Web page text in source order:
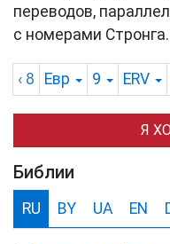
переводов,
с номерами
‹ 8 Евр 9 ERV
Я
Библии
RU BY UA EN